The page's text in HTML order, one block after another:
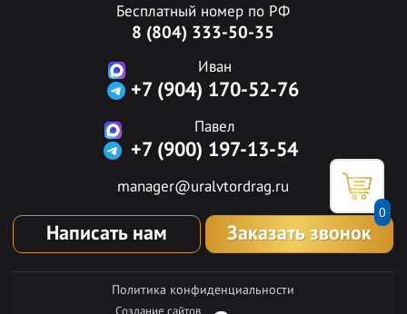
0
Бесплатный номер по РФ
8 (804) 333-50-35
Иван
+7 (904) 170-52-76
Павел
+7 (900) 197-13-54
manager@uralvtordrag.ru
Написать нам Заказать звонок
Политика конфиденциальности